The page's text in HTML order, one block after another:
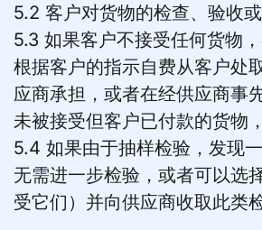
5.2 客户对货物的检查、验收
5.3 如果客户不接受任何货物
根据客户的指示自费从客户处
应商承担，或者在经供应商事
未被接受但客户已付款的货物
5.4 如果由于抽样检验，发现
无需进一步检验，或者可以选
受它们）并向供应商收取此类